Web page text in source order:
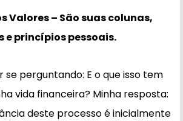
Valores – São suas colunas,
e princípios pessoais.
perguntando: E o que isso tem
vida financeira? Minha resposta:
deste processo é inicialmente